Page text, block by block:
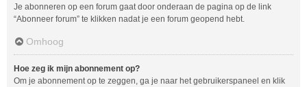
Je abonneren op een forum gaat door onderaan de pagina op de link
“Abonneer forum” te klikken nadat je een forum geopend hebt.
Omhoog
Hoe zeg ik mijn abonnement op?
Om je abonnement op te zeggen, ga je naar het gebruikerspaneel en klik